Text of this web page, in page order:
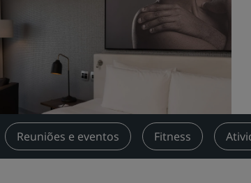
Descubra o Radisson Meetings
Reserve um espaço para
reuniões
Solicitar cotação
Soluções setoriais
Pesquisar voos
Reuniões e eventos Fitness